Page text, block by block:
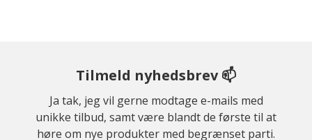
Tilmeld nyhedsbrev 📫
Ja tak, jeg vil gerne modtage e-mails med
unikke tilbud, samt være blandt de første til at
høre om nye produkter med begrænset parti.